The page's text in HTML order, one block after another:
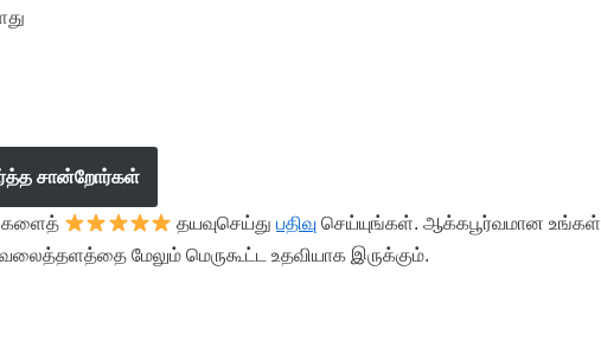
சான்றோர்கள்
தயவுசெய்துபதிவு செய்யுங்கள். ஆக்கபூர்வமான உங்கள்
மேலும் மெருகூட்ட உதவியாக இருக்கும்.